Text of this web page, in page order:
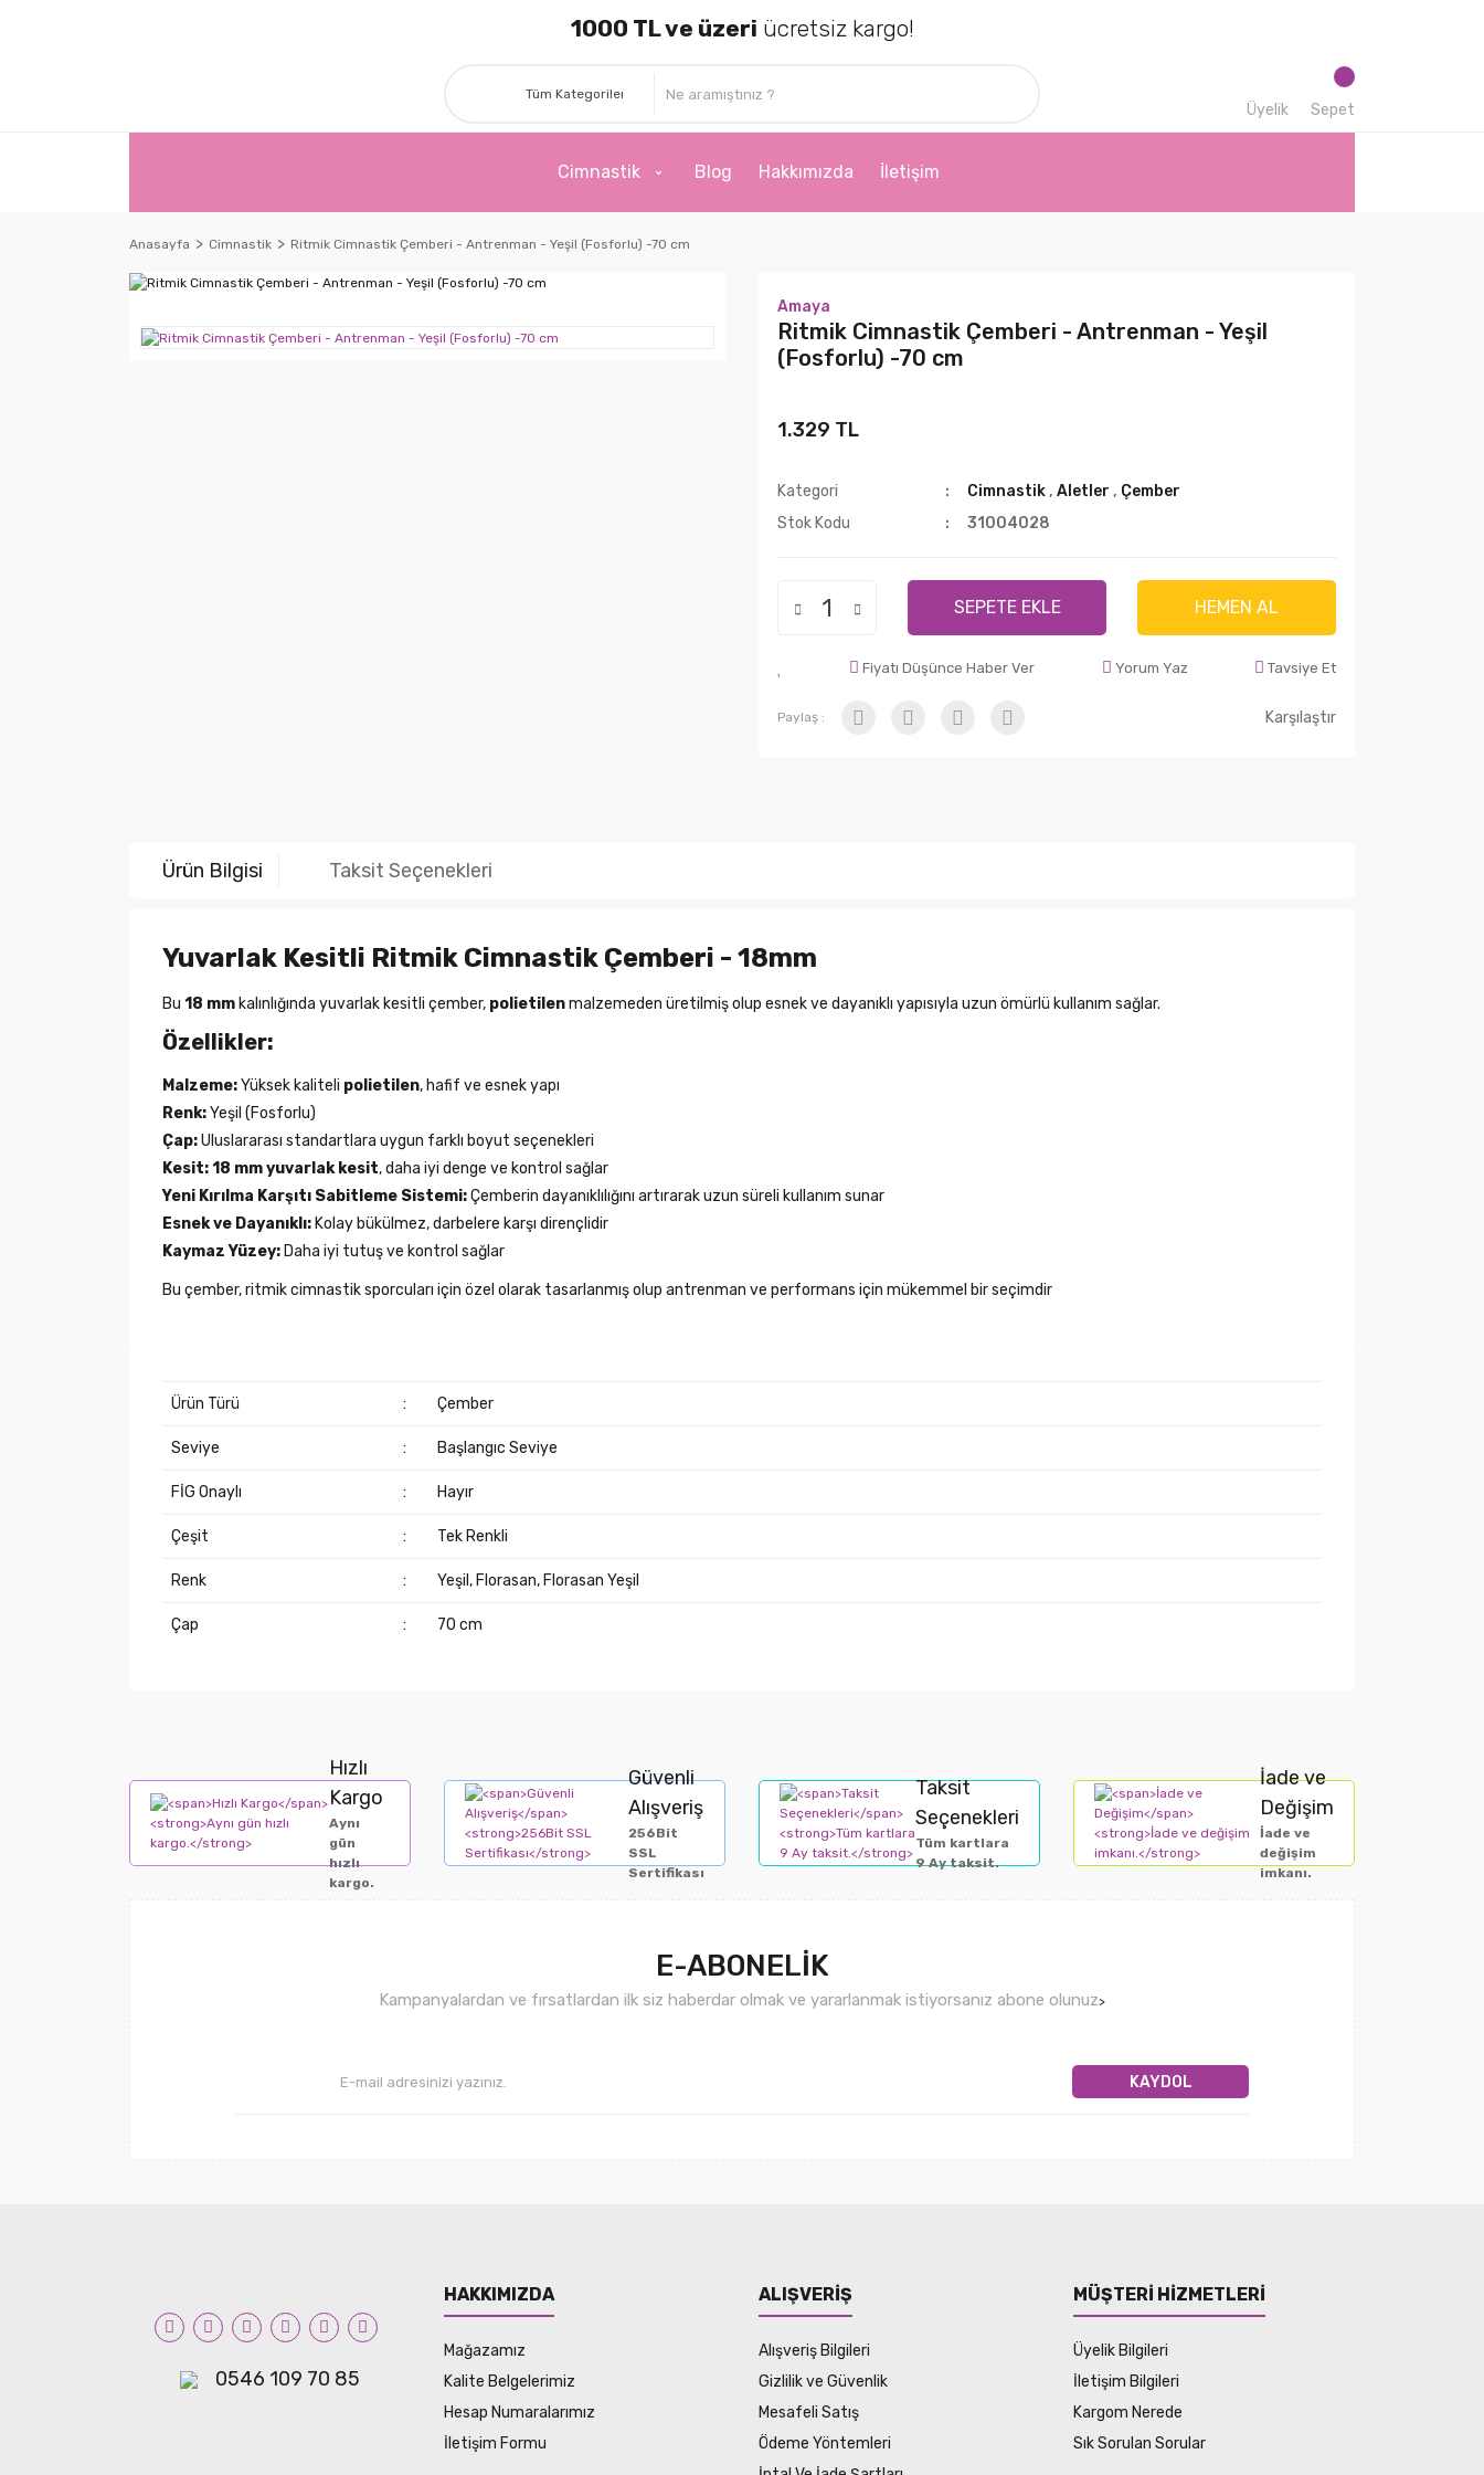
1000 TL ve üzeri ücretsiz kargo!
Üyelik Sepet
Cimnastik Blog Hakkımızda İletişim
Anasayfa Cimnastik Ritmik Cimnastik Çemberi - Antrenman - Yeşil (Fosforlu) -70 cm
Amaya
Ritmik Cimnastik Çemberi - Antrenman - Yeşil
(Fosforlu) -70 cm
1.329 TL
Kategori Cimnastik, Aletler , Çember
Stok Kodu
31004028
SEPETE EKLE HEMEN AL
Fiyatı Düşünce Haber Ver Yorum Yaz Tavsiye Et
Paylaş : Karşılaştır
Ürün Bilgisi Taksit Seçenekleri
Yuvarlak Kesitli Ritmik Cimnastik Çemberi - 18mm
Bu 18 mm kalınlığında yuvarlak kesitli çember, polietilenmalzemeden üretilmiş olup esnek ve dayanıklı yapısıyla uzun ömürlü kullanım sağlar.
Özellikler:
Malzeme:Yüksek kaliteli polietilen, hafif ve esnek yapı
Renk:Yeşil (Fosforlu)
Çap:Uluslararası standartlara uygun farklı boyut seçenekleri
Kesit:18 mm yuvarlak kesit, daha iyi denge ve kontrol sağlar
Yeni Kırılma Karşıtı Sabitleme Sistemi:Çemberin dayanıklılığını artırarak uzun süreli kullanım sunar
Esnek ve Dayanıklı: Kolay bükülmez, darbelere karşı dirençlidir
Kaymaz Yüzey: Daha iyi tutuş ve kontrol sağlar
Bu çember, ritmik cimnastik sporcuları için özel olarak tasarlanmış olup antrenman ve performans için mükemmel bir seçimdir
Ürün Türü : Çember
Seviye : Başlangıc Seviye
FİG Onaylı : Hayır
Çeşit : Tek Renkli
Renk : Yeşil, Florasan, Florasan Yeşil
Çap : 70 cm
Hızlı
Kargo
Aynı
gün
hızlı
kargo.
Güvenli
Alışveriş
256Bit
SSL
Sertifikası
Taksit
Seçenekleri
Tüm kartlara
9 Ay taksit.
İade ve
Değişim
İade ve
değişim
imkanı.
E-ABONELİK
Kampanyalardan ve fırsatlardan ilk siz haberdar olmak ve yararlanmak istiyorsanız abone olunuz>
KAYDOL
0546 109 70 85
HAKKIMIZDA
Mağazamız
Kalite Belgelerimiz
Hesap Numaralarımız
İletişim Formu
ALIŞVERİŞ
Alışveriş Bilgileri
Gizlilik ve Güvenlik
Mesafeli Satış
Ödeme Yöntemleri
MÜŞTERİ HİZMETLERİ
Üyelik Bilgileri
İletişim Bilgileri
Kargom Nerede
Sık Sorulan Sorular